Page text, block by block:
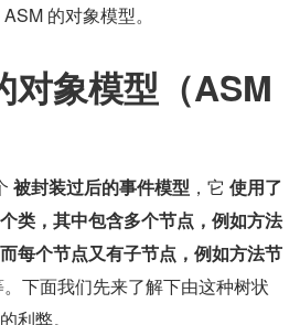
的对象模型。
对象模型（ASM
被封装过后的事件模型 ，它 使用了
类，其中包含多个节点，例如方法
每个节点又有子节点，例如方法节
下面我们先来了解下由这种树状
利弊。